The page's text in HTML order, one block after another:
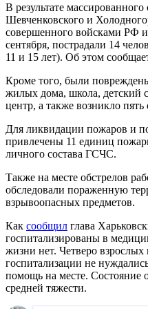
В результате
Шевченковского и
совершенного войсками РФ
сентября, пострадали 14
11 и 15 лет). Об этом
Кроме того, были
жилых дома, школа, детский
центр, а также возникло пять
Для ликвидации пожаров и
привлечены 11 единиц
личного состава ГСЧС.
Также на месте обстрелов
обследовали пораженную
взрывоопасных предметов.
Как сообщил глава
госпитализированы в
жизни нет. Четверо
госпитализации не
помощь на месте. Состояние
средней тяжести.